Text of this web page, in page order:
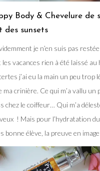
Body & Chevelure de
des sunsets
je n’en suis pas
vacances rien à été laissé au
j’ai eu la main un peu trop
ma crinière. Ce qui m’a vallu un
chez le coiffeur… Qui m’a
! Mais pour l’hydratation du
bonne élève, la preuve en